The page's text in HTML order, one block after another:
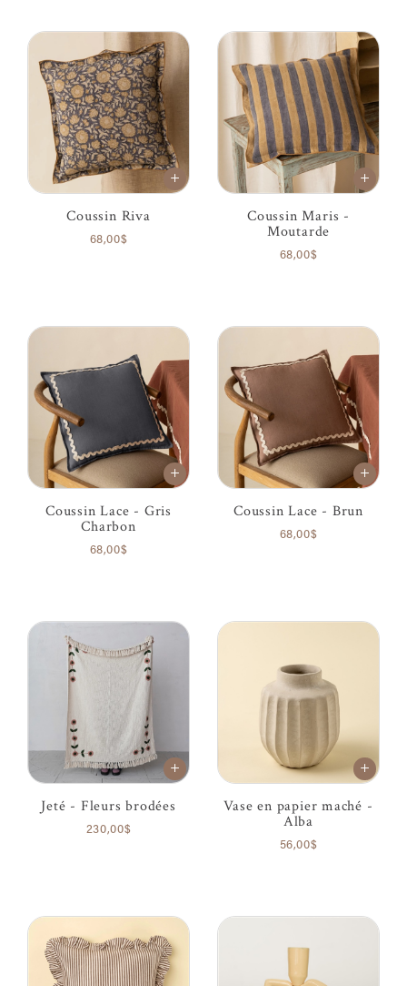
Coussin Riva
68,00$
Coussin Maris -
Moutarde
68,00$
Coussin Lace - Gris
Charbon
68,00$
Coussin Lace - Brun
68,00$
Jeté - Fleurs brodées
230,00$
Vase en papier maché -
Alba
56,00$